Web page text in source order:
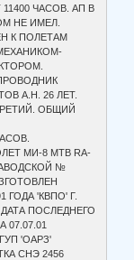
ЧАСОВ. АП В
НЕ ИМЕЛ.
К ПОЛЕТАМ
А.Н. 26 ЛЕТ.
ОБЩИЙ
МИ-8 МТВ RA-
№
ГОДА 'КВПО' Г.
ДАТА ПОСЛЕДНЕГО
07.07.01
'ОАРЗ'
СНЭ 2456